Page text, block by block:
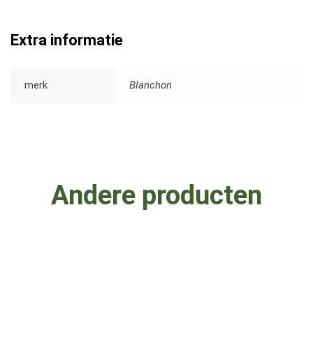
Extra informatie
merk Blanchon
Andere producten